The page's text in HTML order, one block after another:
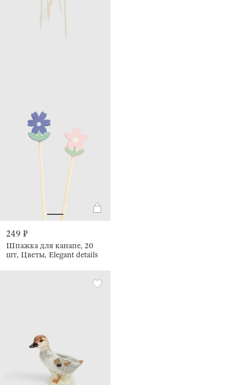
249 ₽
Шпажка для канапе, 20
шт, Цветы, Elegant details